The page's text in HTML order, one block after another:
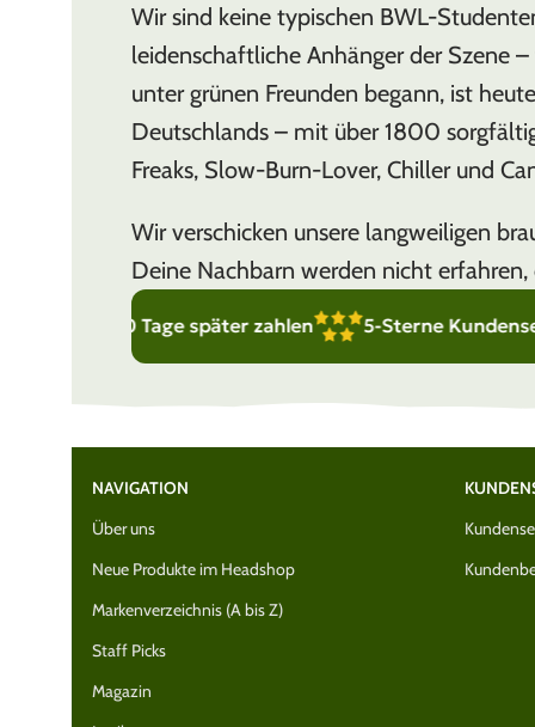
Wir sind keine typischen BWL-
leidenschaftliche Anhänger der Szene
unter grünen Freunden begann, ist
Deutschlands – mit über 1800
Freaks, Slow-Burn-Lover, Chiller und
Wir verschicken unsere langweiligen
Deine Nachbarn werden nicht
30 Tage später zahlen 5-Sterne Kundenservice
NAVIGATION
Über uns
Neue Produkte im Headshop
Markenverzeichnis (A bis Z)
Staff Picks
Magazin